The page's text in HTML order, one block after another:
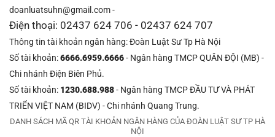
doanluatsuhn@gmail.com -
Điện thoại: 02437 624 706 - 02437 624 707
Thông tin tài khoản ngân hàng: Đoàn Luật Sư Tp Hà Nội
Số tài khoản:6666.6959.6666- Ngân hàng TMCP QUÂN ĐỘI (MB) -
Chi nhánh Điện Biên Phủ.
Số tài khoản: 1230.688.988- Ngân hàng TMCP ĐẦU TƯ VÀ PHÁT
TRIỂN VIỆT NAM (BIDV) - Chi nhánh Quang Trung.
DANH SÁCH MÃ QR TÀI KHOẢN NGÂN HÀNG CỦA ĐOÀN LUẬT SƯ TP HÀ
NỘI